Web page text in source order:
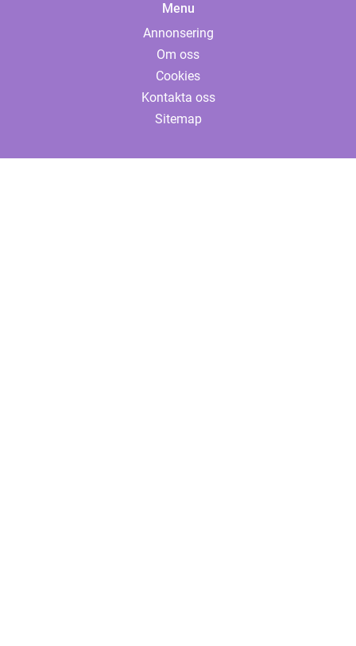
Menu
Annonsering
Om oss
Cookies
Kontakta oss
Sitemap